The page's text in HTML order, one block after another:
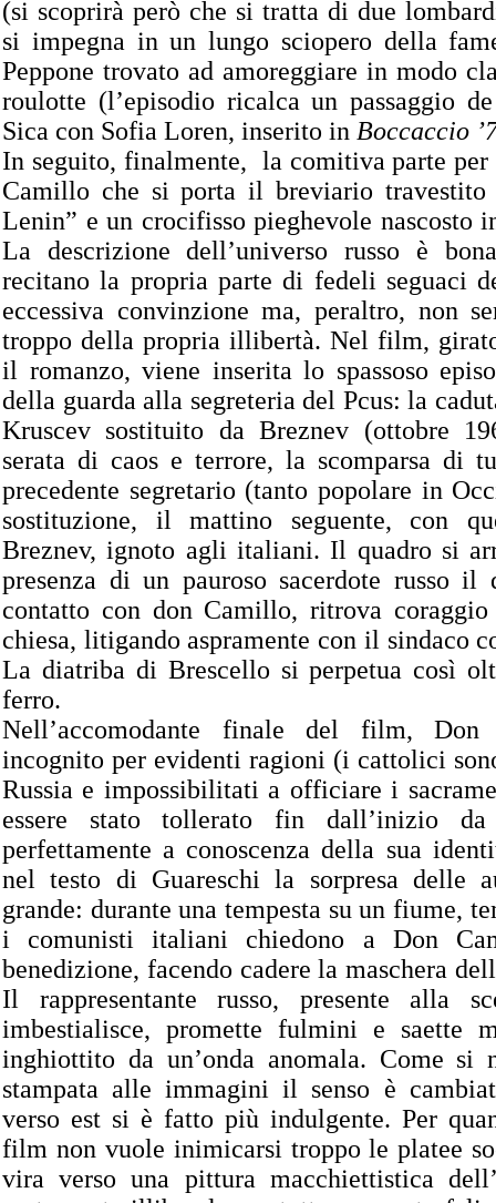
(si scoprirà però che si tratta di due
si impegna in un lungo sciopero della
Peppone trovato ad amoreggiare in modo
roulotte (l’episodio ricalca un passaggio
Sica con Sofia Loren, inserito in Boccaccio
In seguito, finalmente, la comitiva parte per
Camillo che si porta il breviario travestito
Lenin” e un crocifisso pieghevole nascosto
La descrizione dell’universo russo è
recitano la propria parte di fedeli seguaci
eccessiva convinzione ma, peraltro, non
troppo della propria illibertà. Nel film,
il romanzo, viene inserita lo spassoso
della guarda alla segreteria del Pcus: la
Kruscev sostituito da Breznev (ottobre
serata di caos e terrore, la scomparsa di
precedente segretario (tanto popolare in
sostituzione, il mattino seguente, con
Breznev, ignoto agli italiani. Il quadro si
presenza di un pauroso sacerdote russo il
contatto con don Camillo, ritrova
chiesa, litigando aspramente con il sindaco
La diatriba di Brescello si perpetua così
ferro.
Nell’accomodante finale del film,
incognito per evidenti ragioni (i cattolici
Russia e impossibilitati a officiare i
essere stato tollerato fin dall’inizio da
perfettamente a conoscenza della sua
nel testo di Guareschi la sorpresa delle
grande: durante una tempesta su un fiume,
i comunisti italiani chiedono a Don
benedizione, facendo cadere la maschera
Il rappresentante russo, presente alla
imbestialisce, promette fulmini e saette
inghiottito da un’onda anomala. Come si
stampata alle immagini il senso è
verso est si è fatto più indulgente. Per
film non vuole inimicarsi troppo le platee
vira verso una pittura macchiettistica